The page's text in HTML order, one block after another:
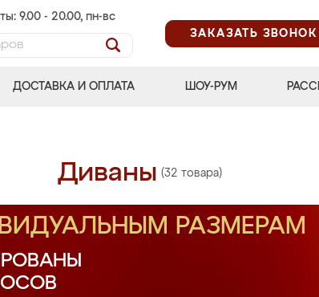
9.00 - 20.00, пн-вс
ЗАКАЗАТЬ ЗВОНОК
ДОСТАВКА И ОПЛАТА ШОУ-РУМ
Диваны (32 товара)
РАЗМЕРАМ